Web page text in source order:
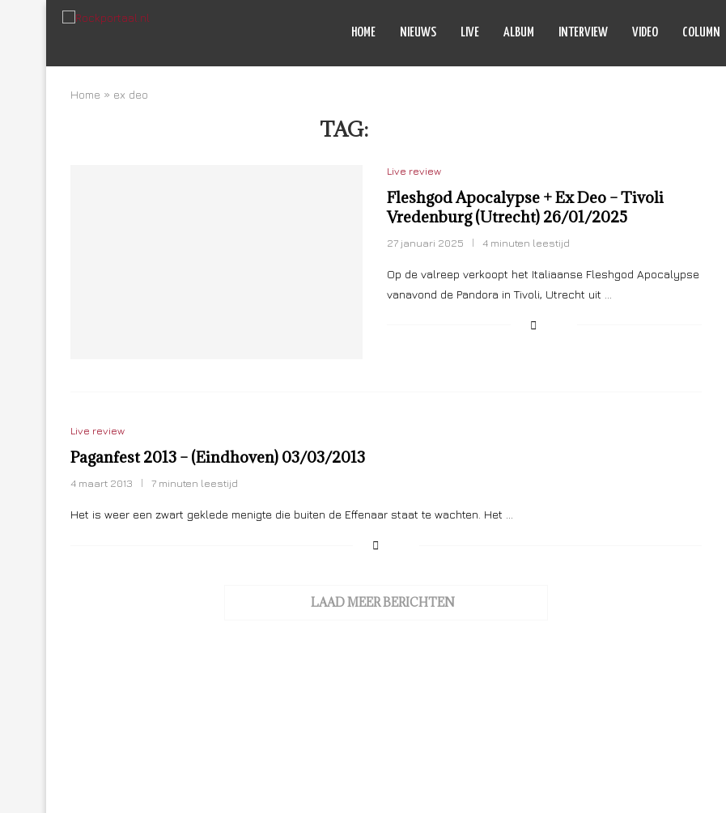
HOME NIEUWS LIVE ALBUM INTERVIEW VIDEO COLUMN
Home » ex deo
TAG:
Live review
Fleshgod Apocalypse + Ex Deo – Tivoli
Vredenburg (Utrecht) 26/01/2025
27 januari 2025 4 minuten leestijd
Op de valreep verkoopt het Italiaanse Fleshgod Apocalypse
vanavond de Pandora in Tivoli, Utrecht uit …
Live review
Paganfest 2013 – (Eindhoven) 03/03/2013
4 maart 2013 7 minuten leestijd
Het is weer een zwart geklede menigte die buiten de Effenaar staat te wachten. Het …
LAAD MEER BERICHTEN